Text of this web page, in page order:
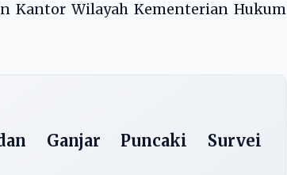
Kantor Wilayah Kementerian Hukum
Ganjar Puncaki Survei